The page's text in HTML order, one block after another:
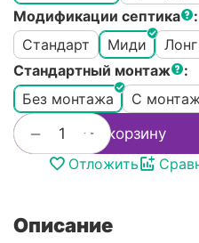
Модификации септика
:
Стандарт
Миди
Лонг
Стандартный монтаж
:
Без монтажа
С
+
− В корзину
Отложить
Описание